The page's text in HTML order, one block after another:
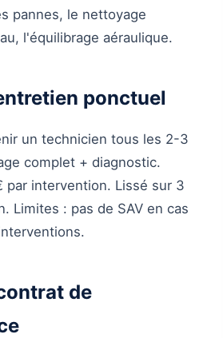
pannes, le nettoyage
l'équilibrage aéraulique.
ponctuel
un technicien tous les 2-3
complet + diagnostic.
par intervention. Lissé sur 3
Limites : pas de SAV en cas
de